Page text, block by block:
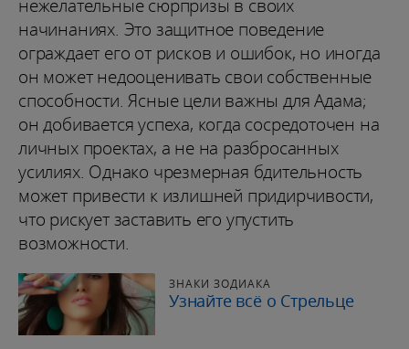
нежелательные сюрпризы в своих
начинаниях. Это защитное поведение
ограждает его от рисков и ошибок, но иногда
он может недооценивать свои собственные
способности. Ясные цели важны для Адама;
он добивается успеха, когда сосредоточен на
личных проектах, а не на разбросанных
усилиях. Однако чрезмерная бдительность
может привести к излишней придирчивости,
что рискует заставить его упустить
возможности.
ЗНАКИ ЗОДИАКА
Узнайте всё о Стрельце